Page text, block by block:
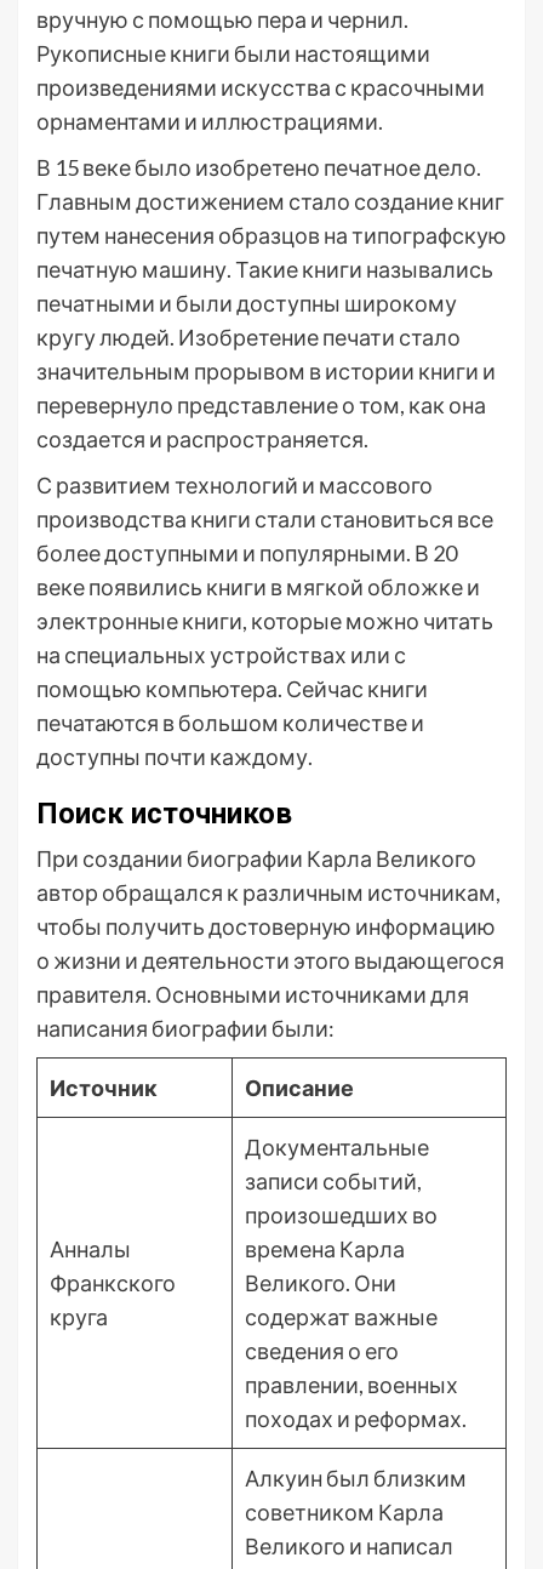
вручную с помощью пера и чернил.
Рукописные книги были настоящими
произведениями искусства с красочными
орнаментами и иллюстрациями.
В 15 веке было изобретено печатное дело.
Главным достижением стало создание книг
путем нанесения образцов на типографскую
печатную машину. Такие книги назывались
печатными и были доступны широкому
кругу людей. Изобретение печати стало
значительным прорывом в истории книги и
перевернуло представление о том, как она
создается и распространяется.
С развитием технологий и массового
производства книги стали становиться все
более доступными и популярными. В 20
веке появились книги в мягкой обложке и
электронные книги, которые можно читать
на специальных устройствах или с
помощью компьютера. Сейчас книги
печатаются в большом количестве и
доступны почти каждому.
Поиск источников
При создании биографии Карла Великого
автор обращался к различным источникам,
чтобы получить достоверную информацию
о жизни и деятельности этого выдающегося
правителя. Основными источниками для
написания биографии были:
Источник Описание
Анналы
Франкского
круга
Документальные
записи событий,
произошедших во
времена Карла
Великого. Они
содержат важные
сведения о его
правлении, военных
походах и реформах.
Алкуин был близким
советником Карла
Великого и написал